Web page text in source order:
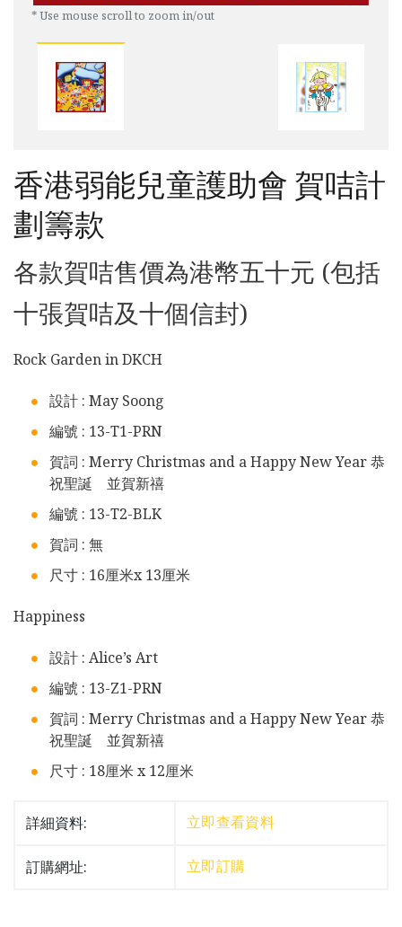
* Use mouse scroll to zoom in/out
香港弱能兒童護助會 賀咭計
劃籌款
各款賀咭售價為港幣五十元 (包括
十張賀咭及十個信封)
Rock Garden in DKCH
設計 : May Soong
編號 : 13-T1-PRN
賀詞 : Merry Christmas and a Happy New Year 恭
祝聖誕 並賀新禧
編號 : 13-T2-BLK
賀詞 : 無
尺寸 : 16厘米x 13厘米
Happiness
設計 : Alice’s Art
編號 : 13-Z1-PRN
賀詞 : Merry Christmas and a Happy New Year 恭
祝聖誕 並賀新禧
尺寸 : 18厘米 x 12厘米
詳細資料: 立即查看資料
訂購網址: 立即訂購